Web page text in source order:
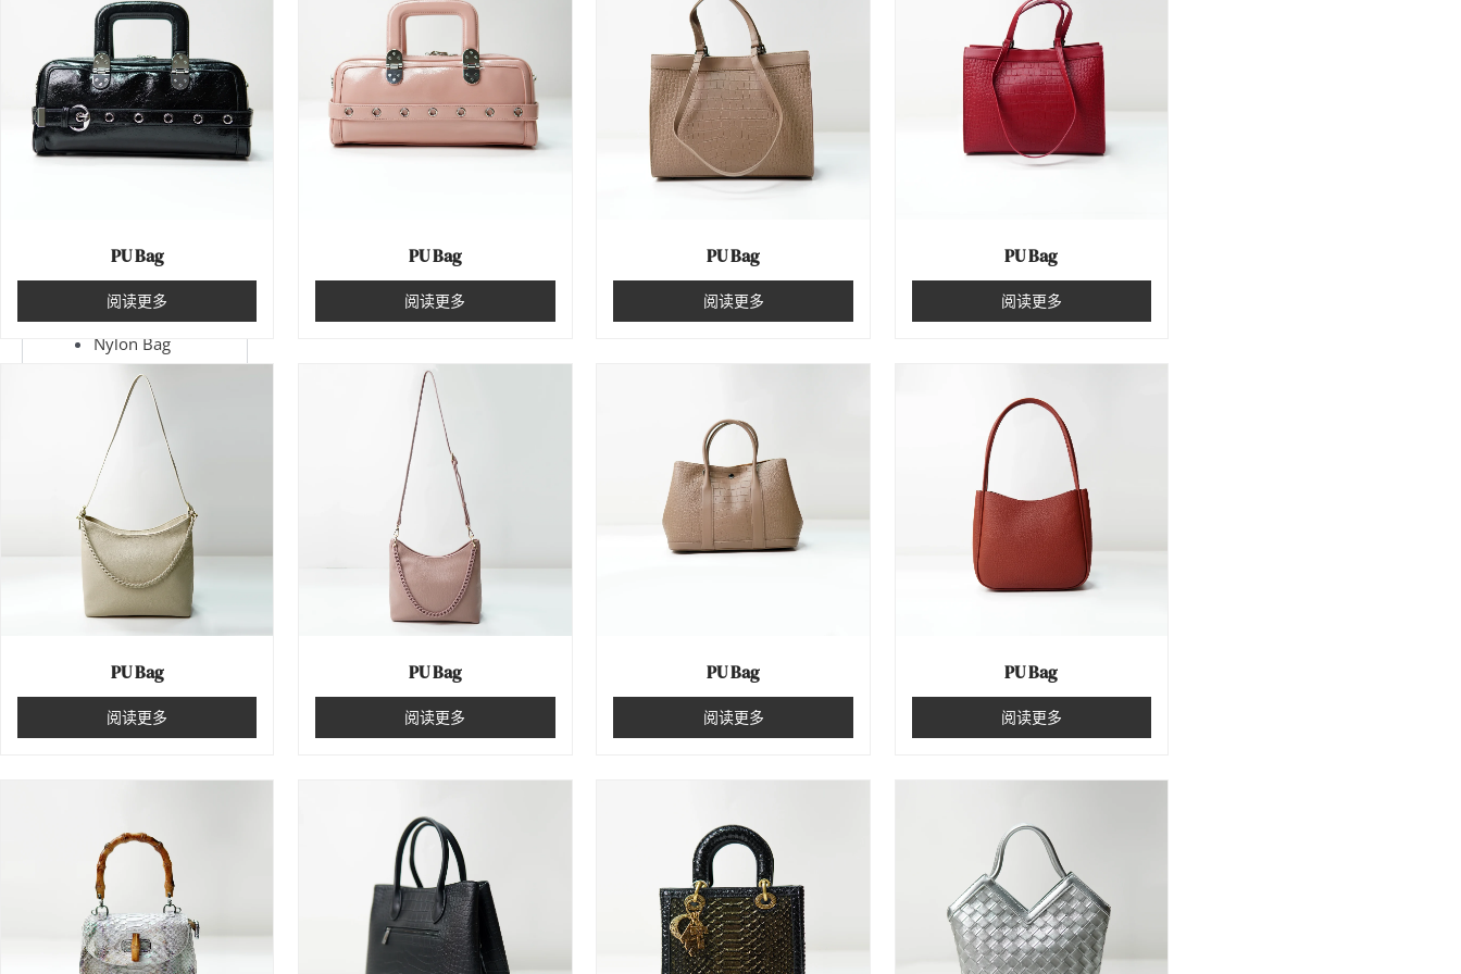
Products
PU Bag
PVC Bag
Canvas Bag
Nylon Bag
Woven Bag
Department
Classification
PU Bag
阅读更多
PU Bag
阅读更多
PU Bag
阅读更多
PU Bag
阅读更多
PU Bag
阅读更多
PU Bag
阅读更多
PU Bag
阅读更多
PU Bag
阅读更多